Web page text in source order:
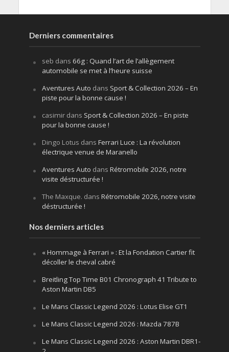
Derniers commentaires
seb dans 66g : Quand l’art de l’allègement
automobile se met à l’heure suisse
Aventures Auto dans Sport & Collection 2026 – En
piste pour la bonne cause !
casimirdans Sport & Collection 2026 – En piste
pour la bonne cause !
Dingo Lotus dans Ferrari Luce : La révolution
électrique venue de Maranello
Aventures Auto dans Rétromobile 2026, notre
visite déstructurée !
The Maxque. dans Rétromobile 2026, notre visite
déstructurée !
Nos derniers articles
« Hommage à Ferrari » : Et la Fondation Cartier fit
décoller le cheval cabré
Breitling Top Time B01 Chronograph 41 Tribute to
Aston Martin DB5
Le Mans Classic Legend 2026 : Lotus Elise GT1
Le Mans Classic Legend 2026 : Mazda 787B
Le Mans Classic Legend 2026 : Aston Martin DBR1-